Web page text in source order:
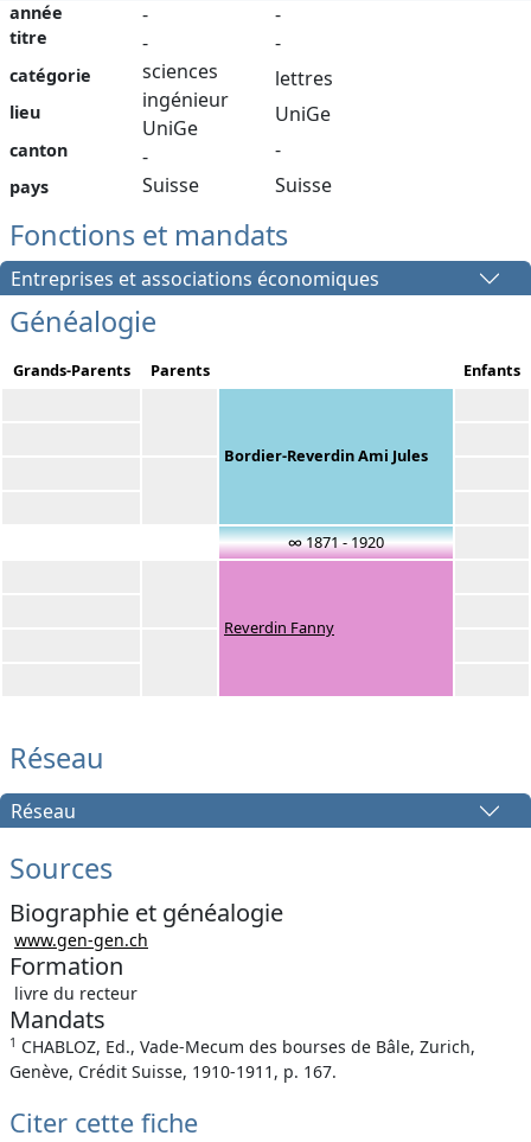
année
titre
catégorie
lieu
canton
pays
-
-
sciences
ingénieur
UniGe
-
Suisse
-
-
lettres
UniGe
-
Suisse
Fonctions et mandats
Entreprises et associations économiques
Généalogie
Grands-Parents Parents Enfants
Bordier-Reverdin Ami Jules
∞ 1871 - 1920
Reverdin Fanny
Réseau
Réseau
Sources
Biographie et généalogie
www.gen-gen.ch
Formation
livre du recteur
Mandats
1 CHABLOZ, Ed., Vade-Mecum des bourses de Bâle, Zurich,
Genève, Crédit Suisse, 1910-1911, p. 167.
Citer cette fiche